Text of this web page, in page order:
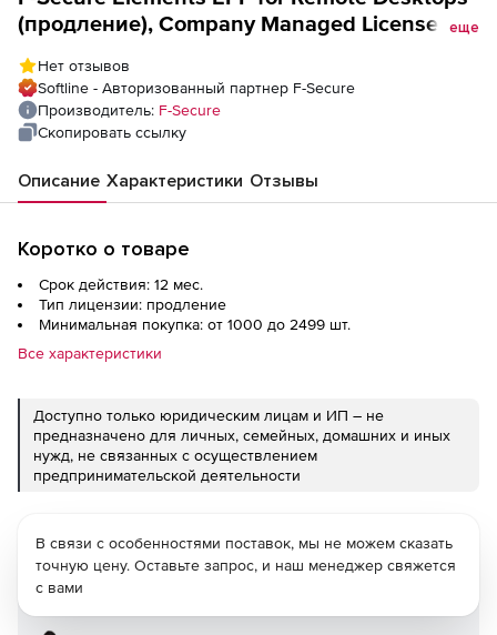
(продление), Company Managed License на
еще
Нет отзывов
Softline - Авторизованный партнер F-Secure
Производитель: F-Secure
Скопировать ссылку
Описание Характеристики Отзывы
Коротко о товаре
Срок действия: 12 мес.
Тип лицензии: продление
Минимальная покупка: от 1000 до 2499 шт.
Все характеристики
Доступно только юридическим лицам и ИП – не
предназначено для личных, семейных, домашних и иных
нужд, не связанных с осуществлением
предпринимательской деятельности
В связи с особенностями поставок, мы не можем сказать
точную цену. Оставьте запрос, и наш менеджер свяжется
с вами